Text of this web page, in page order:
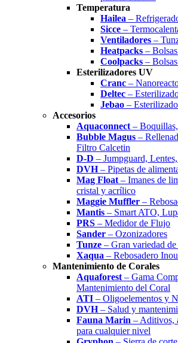
Temperatura
Hailea –
Sicce –
Ventiladores –
Heatpacks –
Coolpacks –
Esterilizadores UV
Cranc –
Deltec –
Jebao –
Accesorios
Aquaconnect –
Bubble Magus –
Filtro Calcetin
D-D – Jumpguard,
DVH– Pipetas de
Mag Float – Imanes de
cristal y acrílico
Maggie Muffler –
Mantis – Smart ATO,
PRS – Medidor de Flujo
Sander – Ozonizadores
Tunze – Gran variedad de
Xaqua – Rebosadero
Mantenimiento de Corales
Aquaforest – Gama
Mantenimiento del Coral
ATI – Oligoelementos y
DVH– Salud y
Fauna Marin – Aditivos,
para cualquier nivel